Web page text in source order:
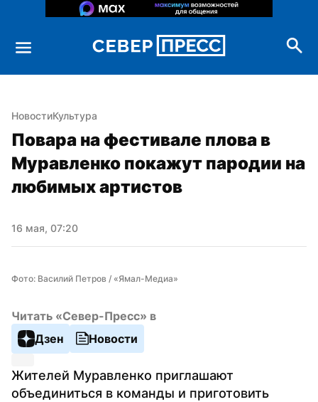
НовостиКультура
Повара на фестивале плова в
Муравленко покажут пародии на
любимых артистов
16 мая, 07:20
Фото: Василий Петров / «Ямал-Медиа»
Читать «Север-Пресс» в
Дзен
Новости
Жителей Муравленко приглашают
объединиться в команды и приготовить